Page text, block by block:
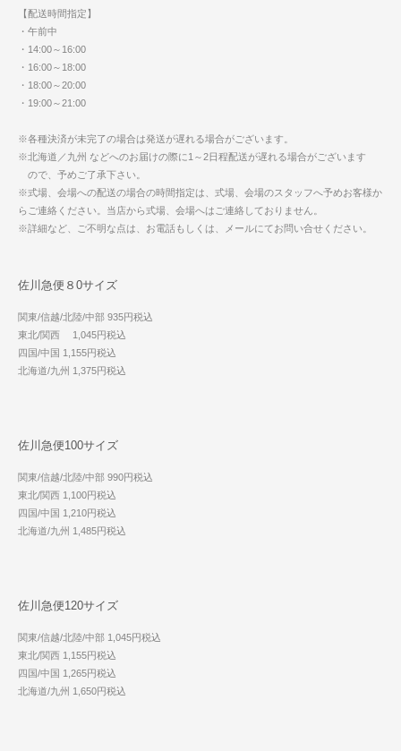
【配送時間指定】
・午前中
・14:00～16:00
・16:00～18:00
・18:00～20:00
・19:00～21:00
※各種決済が未完了の場合は発送が遅れる場合がございます。
※北海道／九州 などへのお届けの際に1～2日程配送が遅れる場合がございます
ので、予めご了承下さい。
※式場、会場への配送の場合の時間指定は、式場、会場のスタッフへ予めお客様か
らご連絡ください。当店から式場、会場へはご連絡しておりません。
※詳細など、ご不明な点は、お電話もしくは、メールにてお問い合せください。
佐川急便８0サイズ
関東/信越/北陸/中部 935円税込
東北/関西 1,045円税込
四国/中国 1,155円税込
北海道/九州 1,375円税込
佐川急便100サイズ
関東/信越/北陸/中部 990円税込
東北/関西 1,100円税込
四国/中国 1,210円税込
北海道/九州 1,485円税込
佐川急便120サイズ
関東/信越/北陸/中部 1,045円税込
東北/関西 1,155円税込
四国/中国 1,265円税込
北海道/九州 1,650円税込